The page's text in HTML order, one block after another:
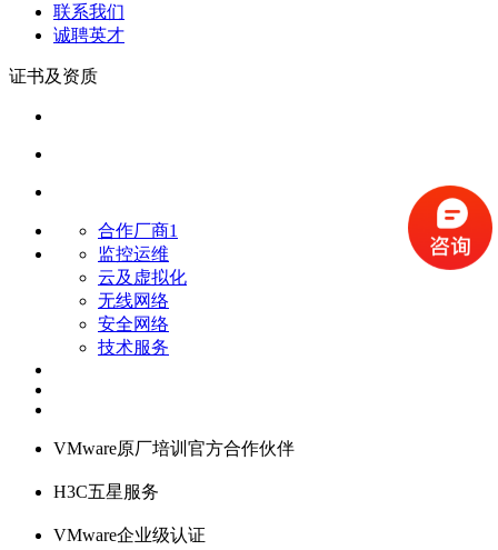
联系我们
诚聘英才
证书及资质
合作厂商1
监控运维
云及虚拟化
无线网络
安全网络
技术服务
VMware原厂培训官方合作伙伴
H3C五星服务
VMware企业级认证